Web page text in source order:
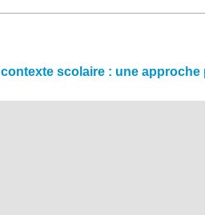
contexte scolaire : une